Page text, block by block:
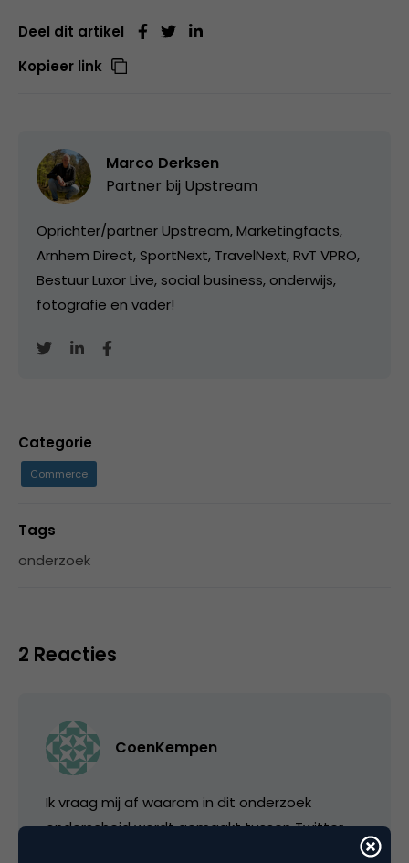
Deel dit artikel
Kopieer link
Marco Derksen
Partner bij Upstream
Oprichter/partner Upstream, Marketingfacts,
Arnhem Direct, SportNext, TravelNext, RvT VPRO,
Bestuur Luxor Live, social business, onderwijs,
fotografie en vader!
Categorie
Commerce
Tags
onderzoek
2 Reacties
CoenKempen
Ik vraag mij af waarom in dit onderzoek
onderscheid wordt gemaakt tussen Twitter